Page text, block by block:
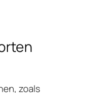
zoals